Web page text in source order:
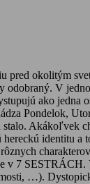
pred okolitým
V
ako jedna
Pondelok,
Akákoľvek
identitu a
v 7
…).